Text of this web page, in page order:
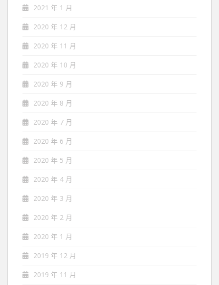
2021 年 1 月
2020 年 12 月
2020 年 11 月
2020 年 10 月
2020 年 9 月
2020 年 8 月
2020 年 7 月
2020 年 6 月
2020 年 5 月
2020 年 4 月
2020 年 3 月
2020 年 2 月
2020 年 1 月
2019 年 12 月
2019 年 11 月